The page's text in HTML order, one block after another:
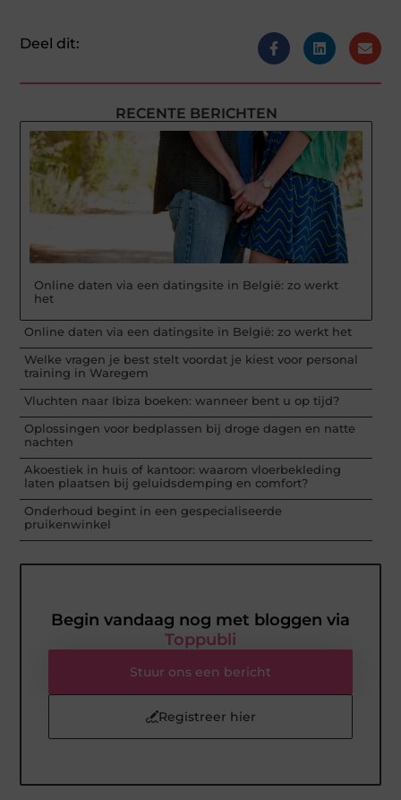
Deel dit:
RECENTE BERICHTEN
Online daten via een datingsite in België: zo werkt
het
Online daten via een datingsite in België: zo werkt het
Welke vragen je best stelt voordat je kiest voor personal
training in Waregem
Vluchten naar Ibiza boeken: wanneer bent u op tijd?
Oplossingen voor bedplassen bij droge dagen en natte
nachten
Akoestiek in huis of kantoor: waarom vloerbekleding
laten plaatsen bij geluidsdemping en comfort?
Onderhoud begint in een gespecialiseerde
pruikenwinkel
Begin vandaag nog met bloggen via
Toppubli
Stuur ons een bericht
Registreer hier